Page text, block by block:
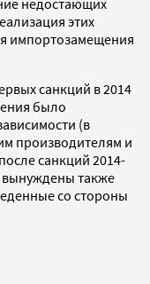
этих
импортозамещения
санкций в 2014
было
(в
производителям и
санкций 2014-
вынуждены также
со стороны